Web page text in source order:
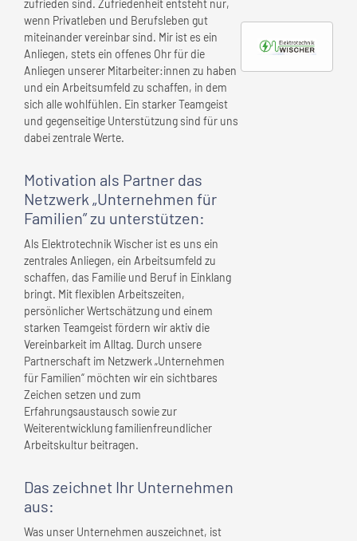
zufrieden sind. Zufriedenheit entsteht nur,
wenn Privatleben und Berufsleben gut
miteinander vereinbar sind. Mir ist es ein
Anliegen, stets ein offenes Ohr für die
Anliegen unserer Mitarbeiter:innen zu haben
und ein Arbeitsumfeld zu schaffen, in dem
sich alle wohlfühlen. Ein starker Teamgeist
und gegenseitige Unterstützung sind für uns
dabei zentrale Werte.
Motivation als Partner das
Netzwerk „Unternehmen für
Familien” zu unterstützen:
Als Elektrotechnik Wischer ist es uns ein
zentrales Anliegen, ein Arbeitsumfeld zu
schaffen, das Familie und Beruf in Einklang
bringt. Mit flexiblen Arbeitszeiten,
persönlicher Wertschätzung und einem
starken Teamgeist fördern wir aktiv die
Vereinbarkeit im Alltag. Durch unsere
Partnerschaft im Netzwerk „Unternehmen
für Familien“ möchten wir ein sichtbares
Zeichen setzen und zum
Erfahrungsaustausch sowie zur
Weiterentwicklung familienfreundlicher
Arbeitskultur beitragen.
Das zeichnet Ihr Unternehmen
aus:
Was unser Unternehmen auszeichnet, ist